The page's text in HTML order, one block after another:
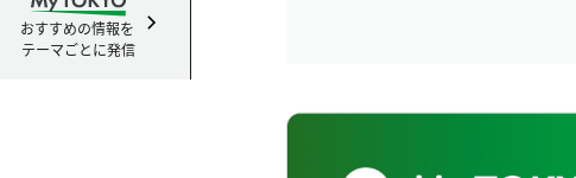
おすすめの情報を
テーマごとに発信